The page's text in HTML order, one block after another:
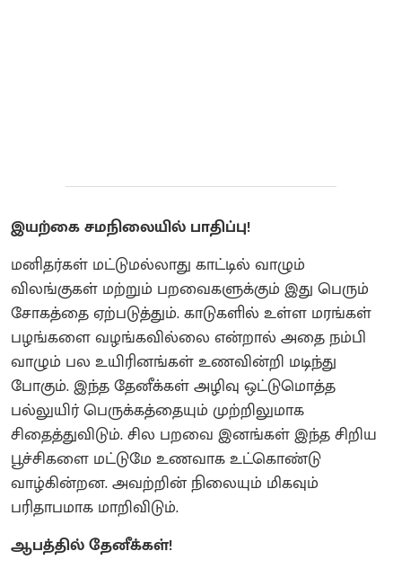
இயற்கை சமநிலையில் பாதிப்பு!
மனிதர்கள் மட்டுமல்லாது காட்டில் வாழும்
விலங்குகள் மற்றும் பறவைகளுக்கும் இது பெரும்
சோகத்தை ஏற்படுத்தும். காடுகளில் உள்ள மரங்கள்
பழங்களை வழங்கவில்லை என்றால் அதை நம்பி
வாழும் பல உயிரினங்கள் உணவின்றி மடிந்து
போகும். இந்த தேனீக்கள் அழிவு ஒட்டுமொத்த
பல்லுயிர் பெருக்கத்தையும் முற்றிலுமாக
சிதைத்துவிடும். சில பறவை இனங்கள் இந்த சிறிய
பூச்சிகளை மட்டுமே உணவாக உட்கொண்டு
வாழ்கின்றன. அவற்றின் நிலையும் மிகவும்
பரிதாபமாக மாறிவிடும்.
ஆபத்தில் தேனீக்கள்!